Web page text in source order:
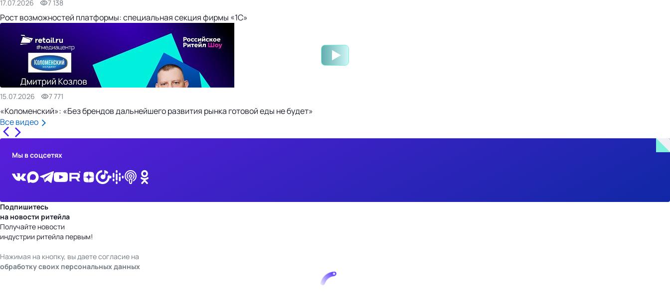
17.07.2026 7 138
Рост возможностей платформы: специальная секция фирмы «1С»
15.07.2026 7 771
«Коломенский»: «Без брендов дальнейшего развития рынка готовой еды не будет»
Все видео
Мы в соцсетях
Подпишитесь
на новости ритейла
Получайте новости
индустрии ритейла первым!
Нажимая на кнопку, вы даете согласие на
обработку своих персональных данных